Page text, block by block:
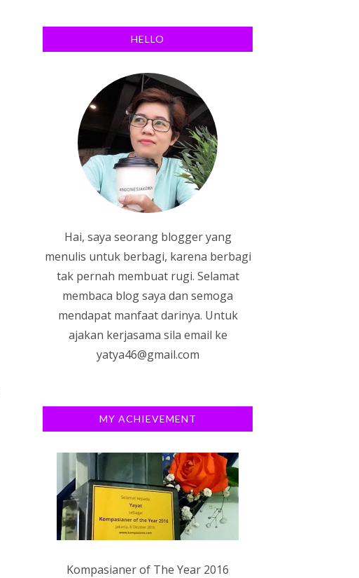
HELLO
Hai, saya seorang blogger yang
menulis untuk berbagi, karena berbagi
tak pernah membuat rugi. Selamat
membaca blog saya dan semoga
mendapat manfaat darinya. Untuk
ajakan kerjasama sila email ke
yatya46@gmail.com
MY ACHIEVEMENT
Kompasianer of The Year 2016